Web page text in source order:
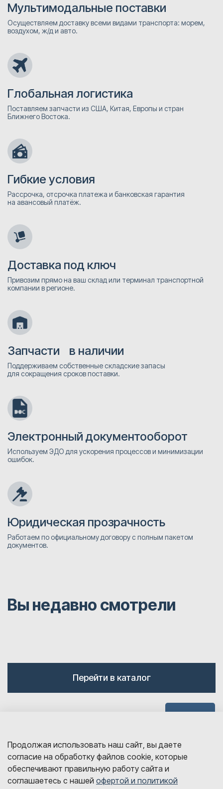
Мультимодальные поставки
Осуществляем доставку всеми видами транспорта: морем,
воздухом, ж/д и авто.
Глобальная логистика
Поставляем запчасти из США, Китая, Европы и стран
Ближнего Востока.
Гибкие условия
Рассрочка, отсрочка платежа и банковская гарантия
на авансовый платёж.
Доставка под ключ
Привозим прямо на ваш склад или терминал транспортной
компании в регионе.
Запчасти в наличии
Поддерживаем собственные складские запасы
для сокращения сроков поставки.
Электронный документооборот
Используем ЭДО для ускорения процессов и минимизации
ошибок.
Юридическая прозрачность
Работаем по официальному договору с полным пакетом
документов.
Вы недавно смотрели
Перейти в каталог
Продолжая использовать наш сайт, вы даете
согласие на обработку файлов cookie, которые
обеспечивают правильную работу сайта и
соглашаетесь с нашей офертой и политикой